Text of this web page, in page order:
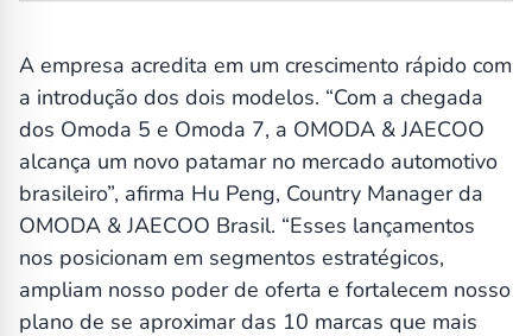
A empresa acredita em um crescimento rápido com
a introdução dos dois modelos. “Com a chegada
dos Omoda 5 e Omoda 7, a OMODA & JAECOO
alcança um novo patamar no mercado automotivo
brasileiro”, afirma Hu Peng, Country Manager da
OMODA & JAECOO Brasil. “Esses lançamentos
nos posicionam em segmentos estratégicos,
ampliam nosso poder de oferta e fortalecem nosso
plano de se aproximar das 10 marcas que mais